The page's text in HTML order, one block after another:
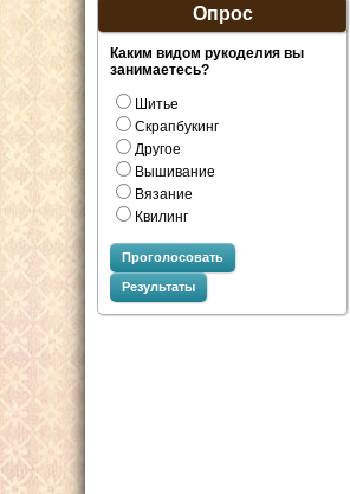
Опрос
Каким видом рукоделия вы
занимаетесь?
Шитье
Скрапбукинг
Другое
Вышивание
Вязание
Квилинг
Проголосовать
Результаты